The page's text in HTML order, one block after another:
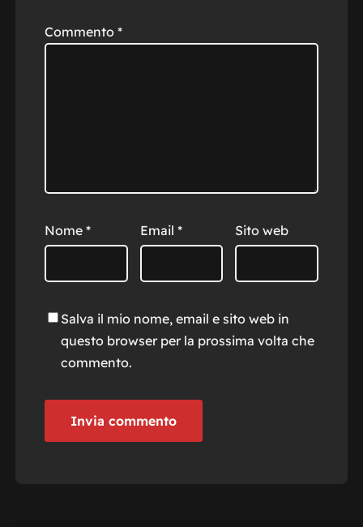
Commento *
Nome * Email * Sito web
Salva il mio nome, email e sito web in
questo browser per la prossima volta che
commento.